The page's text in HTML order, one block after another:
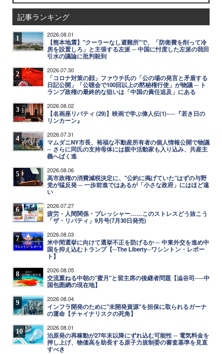
記事ランキング
1 2026.08.01
【熊本地震】"クーラーなし避難所"で、「防衛費を削って冷
房を設置しろ」と主張する左派 ─ 中国に忖度した左派の我田
引水の議論に批判殺到
2 2026.07.30
「コロナ対策の顔」ファウチ氏の「公の場の発言と矛盾する
日記公開」「公聴会で100回以上の黙秘権行使」が物議 ─ ト
ランプ政権の最終的な狙いは「中国の責任追及」にある
3 2026.08.02
【名画座リバティ (29)】映画で学ぶ偉人伝(1)──『若き日の
リンカーン』
4 2026.07.31
マムダニNY市長、裕福な不動産所有者の個人情報公開で物議
─ さらに同氏の支持母体には親中活動家も入り込み、共産主
義へばく進
5 2026.08.06
高市政権の消費減税決定に、"公約に掲げていた"はずの与野
党が猛反発 ─ 一歩前進ではあるが「小さな政府」にはほど遠
い
6 2026.07.27
疲労・人間関係・プレッシャー……このストレスどう抜こう
「ザ・リバティ」9月号(7月30日発売)
7 2026.08.03
米中間選挙に向けて選挙不正を防げるか ─ 中東外交を進め中
国を抑え込むトランプ【─The Liberty─ワシントン・レポー
ト】
8 2026.08.05
交流重ねる中朝の"蜜月"と習主席の後継者問題【澁谷司──中
国包囲網の現在地】
9 2026.08.04
インフラ開発のために"未開発資源"を担保に取られるガーナ
の運命【チャイナリスクの死角】
10 2026.08.01
泊原発の再稼動が27年末以降にずれ込む可能性 ─ 電気料金を
押し上げ、物価高を助長する原子力規制委の審査基準を見直
すべき